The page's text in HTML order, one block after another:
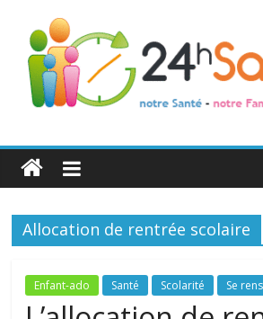
24h
Santé
La
de
toute
Allocation de rentrée scolaire
Enfant-ado Santé Scolarité Se